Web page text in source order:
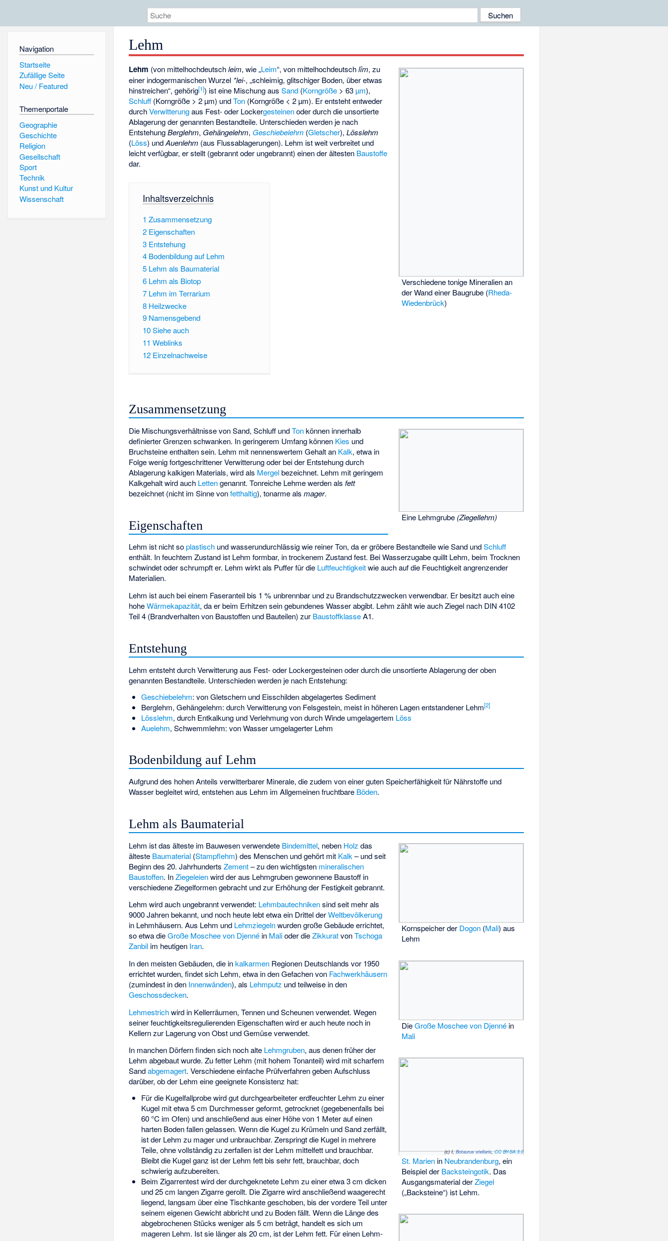
Navigation
Startseite
Zufällige Seite
Neu / Featured
Themenportale
Geographie
Geschichte
Religion
Gesellschaft
Sport
Technik
Kunst und Kultur
Wissenschaft
Lehm
Verschiedene tonige Mineralien an
der Wand einer Baugrube (Rheda-
Wiedenbrück)
Lehm (von mittelhochdeutschleim, wie „Leim“, von mittelhochdeutschlīm, zu
einer indogermanischen Wurzel *lei-, „schleimig, glitschiger Boden, über etwas
hinstreichen“, gehörig[1]) ist eine Mischung ausSand (Korngröße > 63 µm),
Schluff (Korngröße > 2 µm) undTon (Korngröße < 2 µm). Er entsteht entweder
durchVerwitterungaus Fest- oder Lockergesteinenoder durch die unsortierte
Ablagerung der genannten Bestandteile. Unterschieden werden je nach
EntstehungBerglehm, Gehängelehm, Geschiebelehm (Gletscher),Lösslehm
(Löss) undAuenlehm (aus Flussablagerungen). Lehm ist weit verbreitet und
leicht verfügbar, er stellt (gebrannt oder ungebrannt) einen der ältesten Baustoffe
dar.
Inhaltsverzeichnis
1 Zusammensetzung
2 Eigenschaften
3 Entstehung
4 Bodenbildung auf Lehm
5 Lehm als Baumaterial
6 Lehm als Biotop
7 Lehm im Terrarium
8 Heilzwecke
9 Namensgebend
10Siehe auch
11 Weblinks
12 Einzelnachweise
Zusammensetzung
Eine Lehmgrube (Ziegellehm)
Die Mischungsverhältnisse von Sand, Schluff undTonkönnen innerhalb
definierter Grenzen schwanken. In geringerem Umfang können Kies und
Bruchsteine enthalten sein. Lehm mit nennenswertem Gehalt an Kalk, etwa in
Folge wenig fortgeschrittener Verwitterung oder bei der Entstehung durch
Ablagerung kalkigen Materials, wird als Mergelbezeichnet. Lehm mit geringem
Kalkgehalt wird auch Lettengenannt. Tonreiche Lehme werden alsfett
bezeichnet (nicht im Sinne vonfetthaltig), tonarme alsmager.
Eigenschaften
Lehm ist nicht soplastisch und wasserundurchlässig wie reiner Ton, da er gröbere Bestandteile wie Sand undSchluff
enthält. In feuchtem Zustand ist Lehm formbar, in trockenem Zustand fest. Bei Wasserzugabe quillt Lehm, beim Trocknen
schwindet oder schrumpft er. Lehm wirkt als Puffer für die Luftfeuchtigkeitwie auch auf die Feuchtigkeit angrenzender
Materialien.
Lehm ist auch bei einem Faseranteil bis 1 % unbrennbar und zu Brandschutzzwecken verwendbar. Er besitzt auch eine
hoheWärmekapazität, da er beim Erhitzen sein gebundenes Wasser abgibt. Lehm zählt wie auch Ziegel nach DIN 4102
Teil 4 (Brandverhalten von Baustoffen und Bauteilen) zur BaustoffklasseA1.
Entstehung
Lehm entsteht durch Verwitterung aus Fest- oder Lockergesteinen oder durch die unsortierte Ablagerung der oben
genannten Bestandteile. Unterschieden werden je nach Entstehung:
Geschiebelehm: von Gletschern und Eisschilden abgelagertes Sediment
Berglehm, Gehängelehm: durch Verwitterung von Felsgestein, meist in höheren Lagen entstandener Lehm[2]
Lösslehm, durch Entkalkung und Verlehmung von durch Winde umgelagertem Löss
Auelehm, Schwemmlehm: von Wasser umgelagerter Lehm
Bodenbildung auf Lehm
Aufgrund des hohen Anteils verwitterbarer Minerale, die zudem von einer guten Speicherfähigkeit für Nährstoffe und
Wasser begleitet wird, entstehen aus Lehm im Allgemeinen fruchtbare Böden.
Lehm als Baumaterial
Kornspeicher der Dogon (Mali) aus
Lehm
DieGroße Moschee von Djenné in
Mali
(c) I,Botaurus stellaris,CC BY-SA 3.0
St. Marien in Neubrandenburg, ein
Beispiel der Backsteingotik. Das
Ausgangsmaterial derZiegel
(„Backsteine“) ist Lehm.
Lehm ist das älteste im Bauwesen verwendete Bindemittel, neben Holz das
älteste Baumaterial (Stampflehm) des Menschen und gehört mit Kalk – und seit
Beginn des 20. JahrhundertsZement– zu den wichtigsten mineralischen
Baustoffen. InZiegeleienwird der aus Lehmgruben gewonnene Baustoff in
verschiedene Ziegelformen gebracht und zur Erhöhung der Festigkeit gebrannt.
Lehm wird auch ungebrannt verwendet: Lehmbautechnikensind seit mehr als
9000 Jahren bekannt, und noch heute lebt etwa ein Drittel derWeltbevölkerung
in Lehmhäusern. Aus Lehm und Lehmziegelnwurden große Gebäude errichtet,
so etwa dieGroße Moschee von Djenné in Malioder dieZikkuratvonTschoga
Zanbil im heutigen Iran.
In den meisten Gebäuden, die inkalkarmen Regionen Deutschlands vor 1950
errichtet wurden, findet sich Lehm, etwa in den Gefachen von Fachwerkhäusern
(zumindest in den Innenwänden), als Lehmputz und teilweise in den
Geschossdecken.
Lehmestrichwird in Kellerräumen, Tennen und Scheunen verwendet. Wegen
seiner feuchtigkeitsregulierenden Eigenschaften wird er auch heute noch in
Kellern zur Lagerung von Obst und Gemüse verwendet.
In manchen Dörfern finden sich noch alte Lehmgruben, aus denen früher der
Lehm abgebaut wurde. Zu fetter Lehm (mit hohem Tonanteil) wird mit scharfem
Sandabgemagert. Verschiedene einfache Prüfverfahren geben Aufschluss
darüber, ob der Lehm eine geeignete Konsistenz hat:
Für die Kugelfallprobe wird gut durchgearbeiteter erdfeuchter Lehm zu einer
Kugel mit etwa 5 cm Durchmesser geformt, getrocknet (gegebenenfalls bei
60 °C im Ofen) und anschließend aus einer Höhe von 1 Meter auf einen
harten Boden fallen gelassen. Wenn die Kugel zu Krümeln und Sand zerfällt,
ist der Lehm zu mager und unbrauchbar. Zerspringt die Kugel in mehrere
Teile, ohne vollständig zu zerfallen ist der Lehm mittelfett und brauchbar.
Bleibt die Kugel ganz ist der Lehm fett bis sehr fett, brauchbar, doch
schwierig aufzubereiten.
Beim Zigarrentest wird der durchgeknetete Lehm zu einer etwa 3 cm dicken
und 25 cm langen Zigarre gerollt. Die Zigarre wird anschließend waagerecht
liegend, langsam über eine Tischkante geschoben, bis der vordere Teil unter
seinem eigenen Gewicht abbricht und zu Boden fällt. Wenn die Länge des
abgebrochenen Stücks weniger als 5 cm beträgt, handelt es sich um
mageren Lehm. Ist sie länger als 20 cm, ist der Lehm fett. Für einen Lehm-